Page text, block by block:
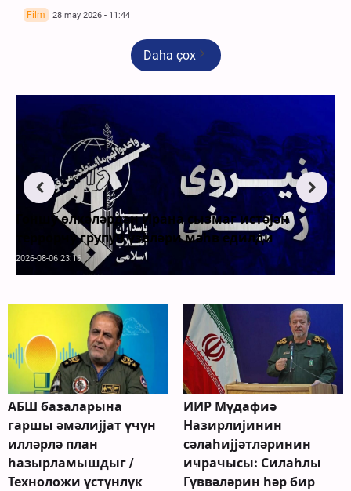
Film 28 may 2026 - 11:44
Daha çox
Гоншу өлкәләрдән Ирана сызмаг истәјән
террорчу групун үзвләри мәһв едилди
2026-08-06 23:16
АБШ базаларына
гаршы әмәлијјат үчүн
илләрлә план
һазырламышдыг /
Техноложи үстүнлүк
ИИР Мүдафиә
Назирлијинин
сәлаһијјәтләринин
иҹрачысы: Силаһлы
Гүввәләрин һәр бир